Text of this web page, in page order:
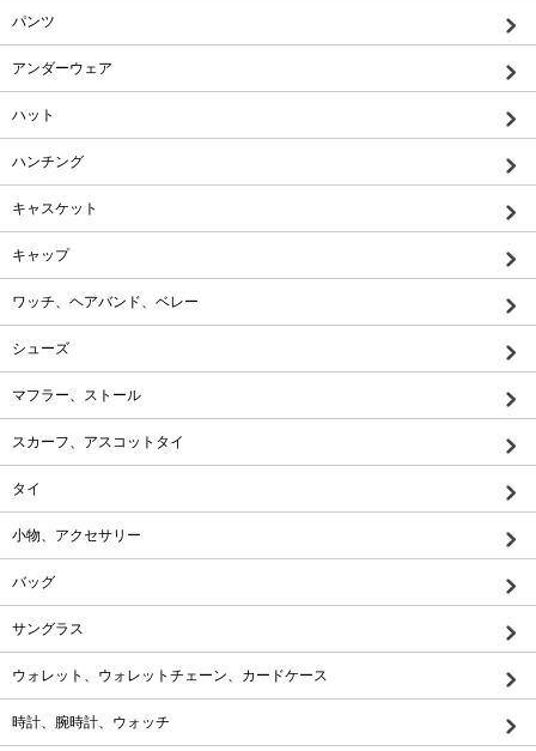
パンツ
アンダーウェア
ハット
ハンチング
キャスケット
キャップ
ワッチ、ヘアバンド、ベレー
シューズ
マフラー、ストール
スカーフ、アスコットタイ
タイ
小物、アクセサリー
バッグ
サングラス
ウォレット、ウォレットチェーン、カードケース
時計、腕時計、ウォッチ